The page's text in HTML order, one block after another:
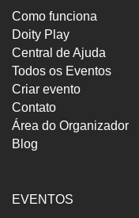
Como funciona
Doity Play
Central de Ajuda
Todos os Eventos
Criar evento
Contato
Área do Organizador
Blog
EVENTOS